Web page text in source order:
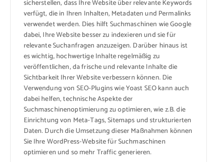
sicherstellen, dass Ihre Website über relevante Keywords
verfügt, die in Ihren Inhalten, Metadaten und Permalinks
verwendet werden. Dies hilft Suchmaschinen wie Google
dabei, Ihre Website besser zu indexieren und sie für
relevante Suchanfragen anzuzeigen. Darüber hinaus ist
es wichtig, hochwertige Inhalte regelmäßig zu
veröffentlichen, da frische und relevante Inhalte die
Sichtbarkeit Ihrer Website verbessern können. Die
Verwendung von SEO-Plugins wie Yoast SEO kann auch
dabei helfen, technische Aspekte der
Suchmaschinenoptimierung zu optimieren, wie z.B. die
Einrichtung von Meta-Tags, Sitemaps und strukturierten
Daten. Durch die Umsetzung dieser Maßnahmen können
Sie Ihre WordPress-Website für Suchmaschinen
optimieren und so mehr Traffic generieren.